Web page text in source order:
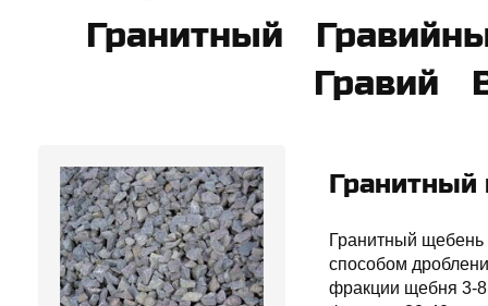
Гранитный
Гравий
Гранитный
Гранитный щебень
способом
фракции щебня 3-